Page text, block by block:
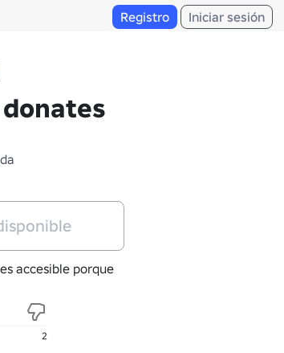
Registro Iniciar sesión
accesible porque
2